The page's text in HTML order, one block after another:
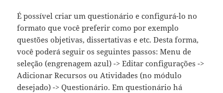
É possível criar um questionário e configurá-lo no
formato que você preferir como por exemplo
questões objetivas, dissertativas e etc. Desta forma,
você poderá seguir os seguintes passos: Menu de
seleção (engrenagem azul) -> Editar configurações ->
Adicionar Recursos ou Atividades (no módulo
desejado) -> Questionário. Em questionário há